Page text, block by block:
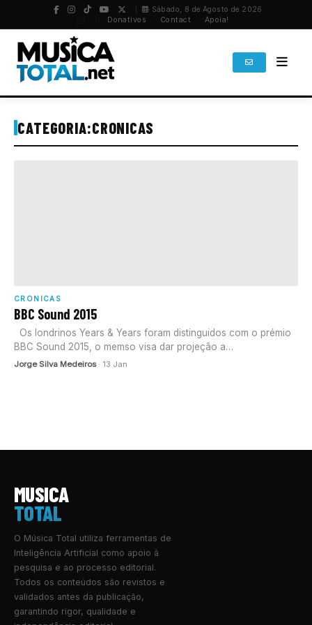
Sábado, 8 de Agosto de 2026
Donativos Contact Apoia!
CATEGORIA:CRONICAS
CRONICAS
BBC Sound 2015
Os londrinos Years & Years foram distinguidos com o prémio
BBC Sound 2015, o memso visa dar projeção a…
Jorge Silva Medeiros· 13 Jan
MUSICA
TOTAL
O Música Total utiliza ferramentas de
Inteligência Artificial como apoio à
pesquisa e ao processo editorial.
Todos os conteúdos são revistos e
validados antes da publicação,
garantindo rigor, qualidade e